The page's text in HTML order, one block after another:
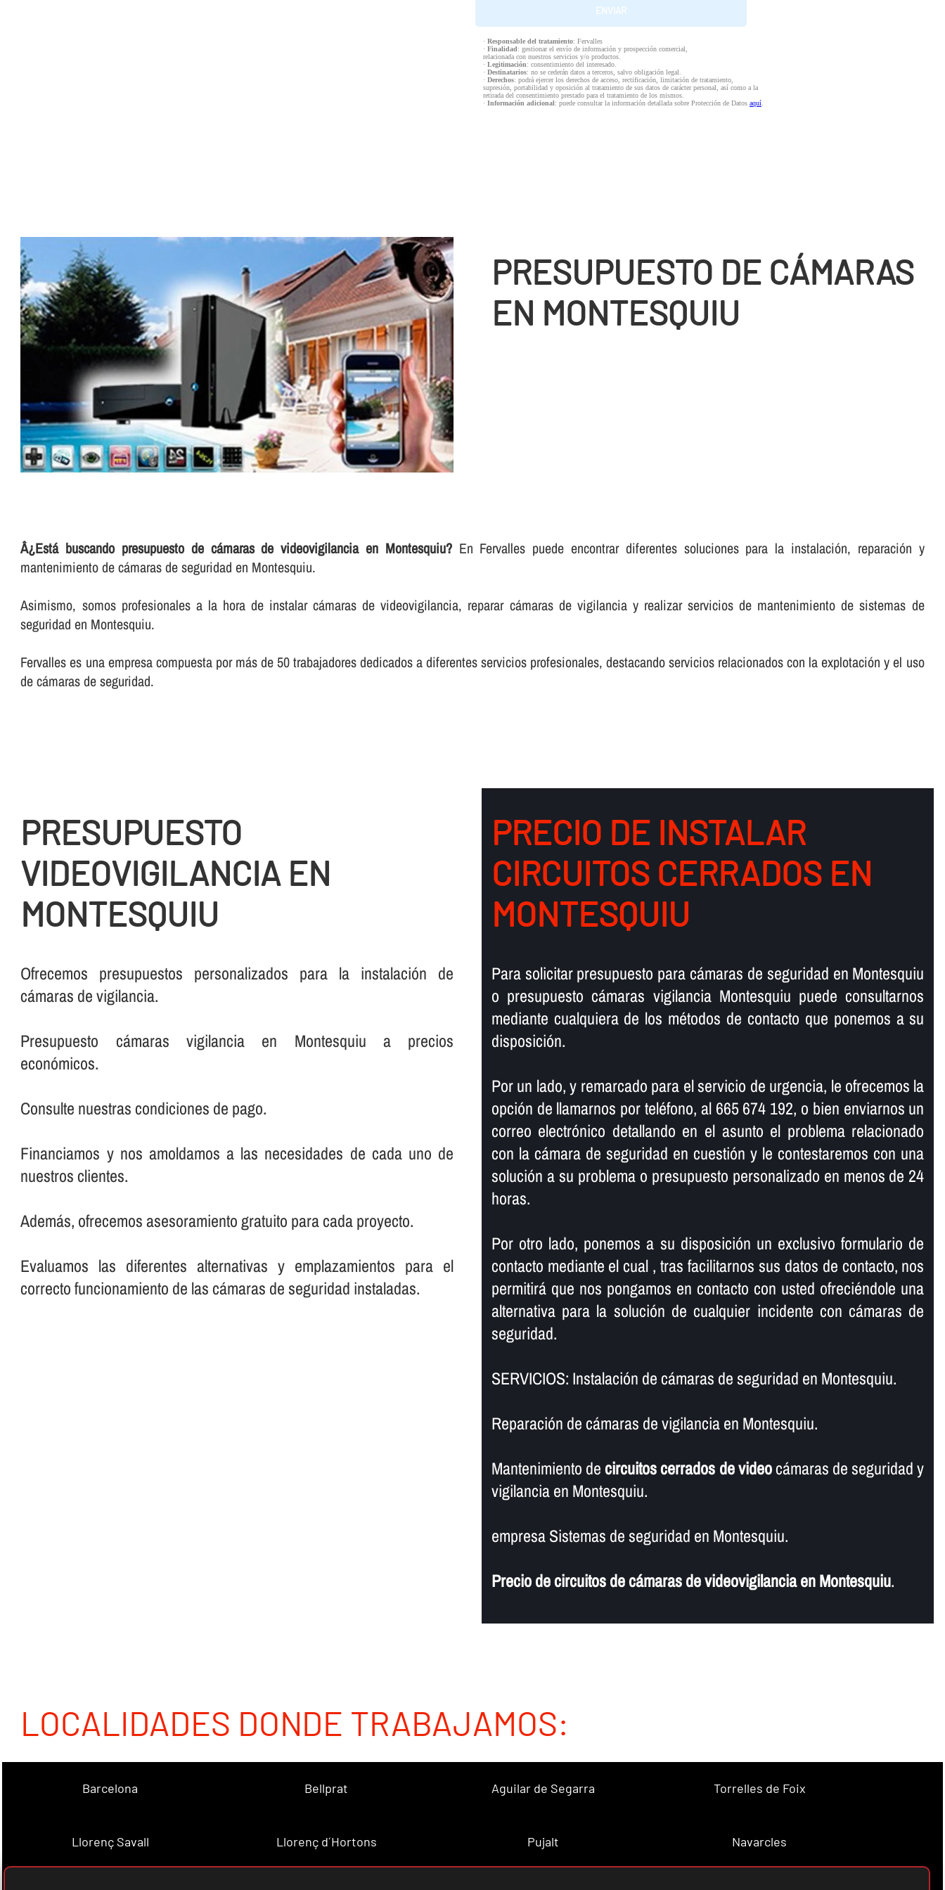
· Responsable del tratamiento: Fervalles
· Finalidad: gestionar el envío de información y prospección comercial,
relacionada con nuestros servicios y/o productos.
· Legitimación: consentimiento del interesado.
· Destinatarios: no se cederán datos a terceros, salvo obligación legal.
· Derechos: podrá ejercer los derechos de acceso, rectificación, limitación de tratamiento,
supresión, portabilidad y oposición al tratamiento de sus datos de carácter personal, así como a la
retirada del consentimiento prestado para el tratamiento de los mismos.
· Información adicional: puede consultar la información detallada sobre Protección de Datos aquí.
PRESUPUESTO DE CÁMARAS
EN MONTESQUIU
Â¿Está buscando presupuesto de cámaras de videovigilancia en Montesquiu?En Fervalles puede encontrar diferentes soluciones para la instalación, reparación y
mantenimiento de cámaras de seguridad en Montesquiu.
Asimismo, somos profesionales a la hora de instalar cámaras de videovigilancia, reparar cámaras de vigilancia y realizar servicios de mantenimiento de sistemas de
seguridad en Montesquiu.
Fervalles es una empresa compuesta por más de 50 trabajadores dedicados a diferentes servicios profesionales, destacando servicios relacionados con la explotación y el uso
de cámaras de seguridad.
PRESUPUESTO
VIDEOVIGILANCIA EN
MONTESQUIU
Ofrecemos presupuestos personalizados para la instalación de
cámaras de vigilancia.
Presupuesto cámaras vigilancia en Montesquiu a precios
económicos.
Consulte nuestras condiciones de pago.
Financiamos y nos amoldamos a las necesidades de cada uno de
nuestros clientes.
Además, ofrecemos asesoramiento gratuito para cada proyecto.
Evaluamos las diferentes alternativas y emplazamientos para el
correcto funcionamiento de las cámaras de seguridad instaladas.
PRECIO DE INSTALAR
CIRCUITOS CERRADOS EN
MONTESQUIU
Para solicitar presupuesto para cámaras de seguridad en Montesquiu
o presupuesto cámaras vigilancia Montesquiu puede consultarnos
mediante cualquiera de los métodos de contacto que ponemos a su
disposición.
Por un lado, y remarcado para el servicio de urgencia, le ofrecemos la
opción de llamarnos por teléfono, al 665 674 192, o bien enviarnos un
correo electrónico detallando en el asunto el problema relacionado
con la cámara de seguridad en cuestión y le contestaremos con una
solución a su problema o presupuesto personalizado en menos de 24
horas.
Por otro lado, ponemos a su disposición un exclusivo formulario de
contacto mediante el cual , tras facilitarnos sus datos de contacto, nos
permitirá que nos pongamos en contacto con usted ofreciéndole una
alternativa para la solución de cualquier incidente con cámaras de
seguridad.
SERVICIOS: Instalación de cámaras de seguridad en Montesquiu.
Reparación de cámaras de vigilancia en Montesquiu.
Mantenimiento decircuitos cerrados de videocámaras de seguridad y
vigilancia en Montesquiu.
empresa Sistemas de seguridad en Montesquiu.
Precio de circuitos de cámaras de videovigilancia en Montesquiu.
LOCALIDADES DONDE TRABAJAMOS:
Barcelona Bellprat Aguilar de Segarra Torrelles de Foix
Llorenç Savall Llorenç d´Hortons Pujalt Navarcles